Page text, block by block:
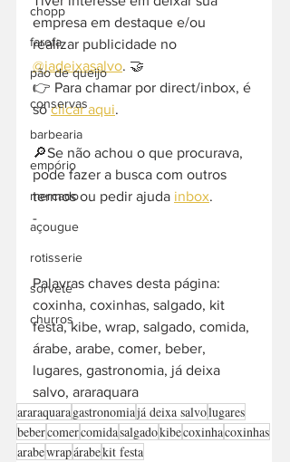
chopp
farofa
pão de queijo
conservas
barbearia
empório
mercado
açougue
rotisserie
sorvete
churros
empresa em destaque e/ou
realizar publicidade no
@jadeixasalvo. 🤝
👉 Para chamar por direct/inbox, é
só clicar aqui.
🔎Se não achou o que procurava,
pode fazer a busca com outros
termos ou pedir ajuda inbox.
-
Palavras chaves desta página:
coxinha, coxinhas, salgado, kit
festa, kibe, wrap, salgado, comida,
árabe, arabe, comer, beber,
lugares, gastronomia, já deixa
salvo, araraquara
araraquaragastronomiajá deixa salvolugares
bebercomercomidasalgadokibecoxinhacoxinhas
arabewrapárabekit festa